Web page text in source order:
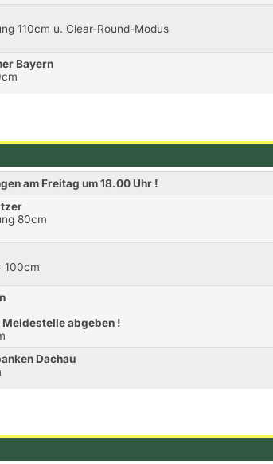
110cm u. Clear-Round-Modus
Bayern
am Freitag um 18.00 Uhr !
80cm
100cm
Meldestelle abgeben !
Dachau